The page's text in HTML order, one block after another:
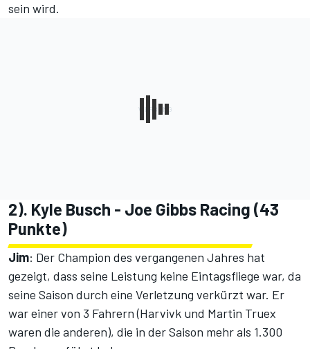
sein wird.
2). Kyle Busch - Joe Gibbs Racing (43
Punkte)
Jim: Der Champion des vergangenen Jahres hat
gezeigt, dass seine Leistung keine Eintagsfliege war, da
seine Saison durch eine Verletzung verkürzt war. Er
war einer von 3 Fahrern (Harvivk und Martin Truex
waren die anderen), die in der Saison mehr als 1.300